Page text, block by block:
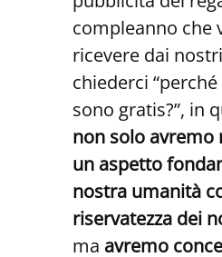
compleanno che
ricevere dai
chiederci
sono gratis?”, in
non solo avremo
un aspetto
nostra umanità
riservatezza dei
ma avremo